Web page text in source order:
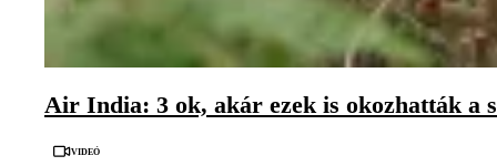
Air India: 3 ok, akár ezek is okozhatták a
Videó